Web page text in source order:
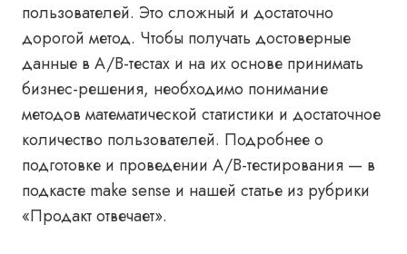
пользователей. Это сложный и достаточно
дорогой метод. Чтобы получать достоверные
данные в A/B-тестах и на их основе принимать
бизнес-решения, необходимо понимание
методов математической статистики и достаточное
количество пользователей. Подробнее о
подготовке и проведении A/B-тестирования — в
подкасте make sense и нашей статье из рубрики
«Продакт отвечает».